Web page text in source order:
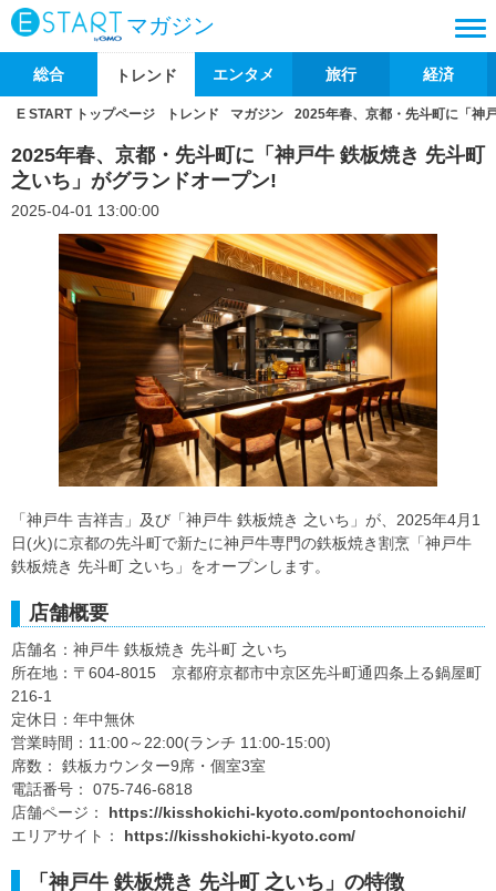
マガジン
総合 トレンド エンタメ 旅行 経済
E START トップページ トレンド マガジン 2025年春、京都・先斗町に「神
2025年春、京都・先斗町に「神戸牛 鉄板焼き 先斗町
之いち」がグランドオープン!
2025-04-01 13:00:00
「神戸牛 吉祥吉」及び「神戸牛 鉄板焼き 之いち」が、2025年4月1
日(火)に京都の先斗町で新たに神戸牛専門の鉄板焼き割烹「神戸牛
鉄板焼き 先斗町 之いち」をオープンします。
店舗概要
店舗名：神戸牛 鉄板焼き 先斗町 之いち
所在地：〒604-8015 京都府京都市中京区先斗町通四条上る鍋屋町
216-1
定休日：年中無休
営業時間：11:00～22:00(ランチ 11:00-15:00)
席数： 鉄板カウンター9席・個室3室
電話番号： 075-746-6818
店舗ページ： https://kisshokichi-kyoto.com/pontochonoichi/
エリアサイト： https://kisshokichi-kyoto.com/
「神戸牛 鉄板焼き 先斗町 之いち」の特徴